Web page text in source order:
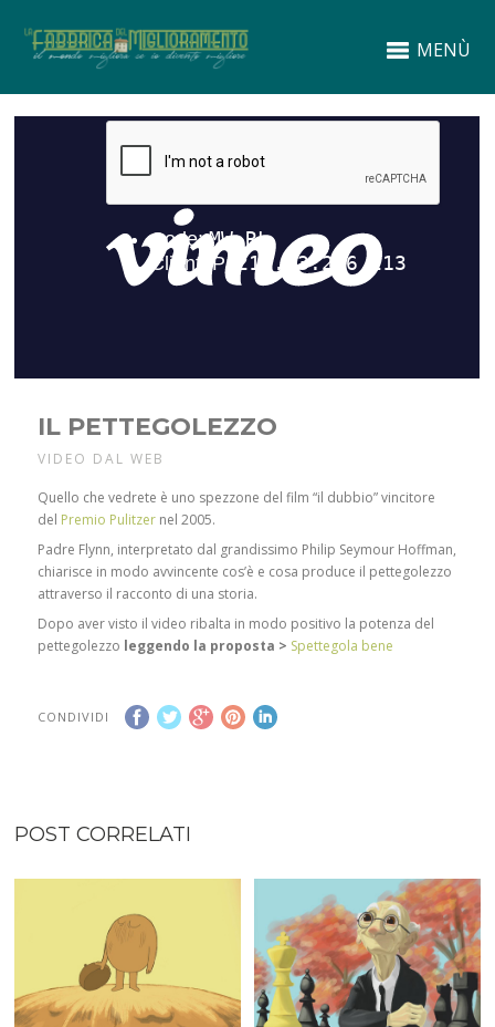
MENÙ
IL PETTEGOLEZZO
VIDEO DAL WEB
Quello che vedrete è uno spezzone del film “il dubbio” vincitore
del Premio Pulitzer nel 2005.
Padre Flynn, interpretato dal grandissimo Philip Seymour Hoffman,
chiarisce in modo avvincente cos’è e cosa produce il pettegolezzo
attraverso il racconto di una storia.
Dopo aver visto il video ribalta in modo positivo la potenza del
pettegolezzo leggendo la proposta > Spettegola bene
CONDIVIDI
POST CORRELATI